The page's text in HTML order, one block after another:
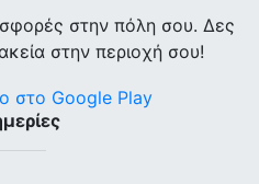
στην πόλη σου. Δες
στην περιοχή σου!